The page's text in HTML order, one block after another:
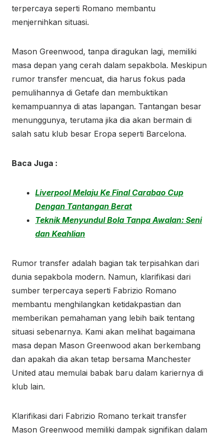
terpercaya seperti Romano membantu
menjernihkan situasi.
Mason Greenwood, tanpa diragukan lagi, memiliki
masa depan yang cerah dalam sepakbola. Meskipun
rumor transfer mencuat, dia harus fokus pada
pemulihannya di Getafe dan membuktikan
kemampuannya di atas lapangan. Tantangan besar
menunggunya, terutama jika dia akan bermain di
salah satu klub besar Eropa seperti Barcelona.
Baca Juga :
Liverpool Melaju Ke Final Carabao Cup
Dengan Tantangan Berat
Teknik Menyundul Bola Tanpa Awalan: Seni
dan Keahlian
Rumor transfer adalah bagian tak terpisahkan dari
dunia sepakbola modern. Namun, klarifikasi dari
sumber terpercaya seperti Fabrizio Romano
membantu menghilangkan ketidakpastian dan
memberikan pemahaman yang lebih baik tentang
situasi sebenarnya. Kami akan melihat bagaimana
masa depan Mason Greenwood akan berkembang
dan apakah dia akan tetap bersama Manchester
United atau memulai babak baru dalam kariernya di
klub lain.
Klarifikasi dari Fabrizio Romano terkait transfer
Mason Greenwood memiliki dampak signifikan dalam